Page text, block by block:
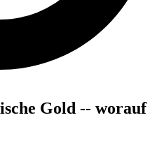
Gold -- worauf